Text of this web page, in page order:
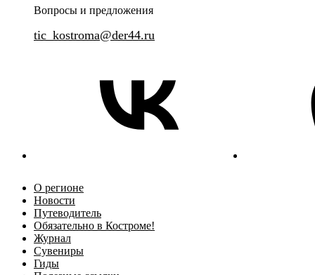
Вопросы и предложения
tic_kostroma@der44.ru
О регионе
Новости
Путеводитель
Обязательно в Костроме!
Журнал
Сувениры
Гиды